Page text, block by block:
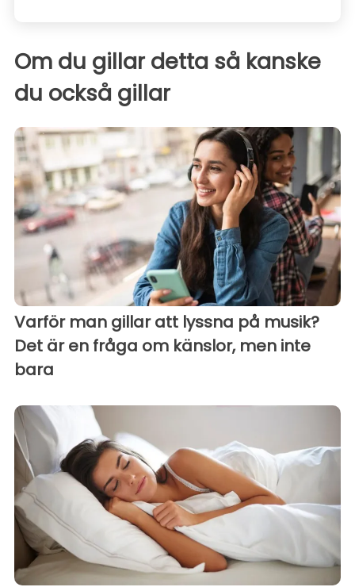
Om du gillar detta så kanske
du också gillar
Varför man gillar att lyssna på musik?
Det är en fråga om känslor, men inte
bara